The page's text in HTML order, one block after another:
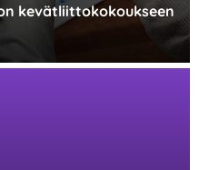
kevätliittokokoukseen